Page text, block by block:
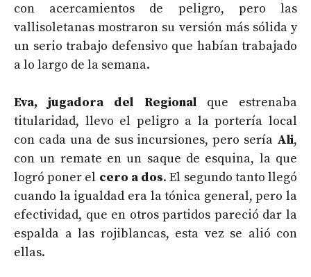
con acercamientos de peligro, pero las
vallisoletanas mostraron su versión más sólida y
un serio trabajo defensivo que habían trabajado
a lo largo de la semana.
Eva, jugadora del Regionalque estrenaba
titularidad, llevo el peligro a la portería local
con cada una de sus incursiones, pero sería Ali,
con un remate en un saque de esquina, la que
logró poner el cero a dos. El segundo tanto llegó
cuando la igualdad era la tónica general, pero la
efectividad, que en otros partidos pareció dar la
espalda a las rojiblancas, esta vez se alió con
ellas.